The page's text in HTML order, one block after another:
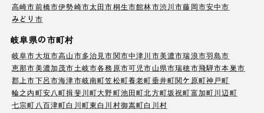
高崎市前橋市伊勢崎市太田市桐生市館林市渋川市藤岡市安中市
みどり市
岐阜県の市町村
岐阜市大垣市高山市多治見市関市中津川市美濃市瑞浪市羽島市
恵那市美濃加茂市土岐市各務原市可児市山県市瑞穂市飛騨市本巣市
郡上市下呂市海津市岐南町笠松町養老町垂井町関ケ原町神戸町
輪之内町安八町揖斐川町大野町池田町北方町坂祝町富加町川辺町
七宗町 八百津町白川町東白川村御嵩町白川村